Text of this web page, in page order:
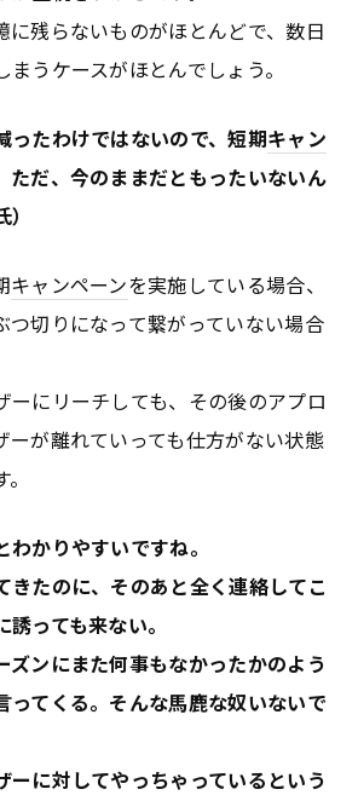
に残らないものがほとんどで、数日
うケースがほとんでしょう。
ったわけではないので、短期キャン
ただ、今のままだともったいないん
キャンペーンを実施している場合、
つ切りになって繋がっていない場合
ーにリーチしても、その後のアプロ
ーが離れていっても仕方がない状態
わかりやすいですね。
きたのに、そのあと全く連絡してこ
っても来ない。
ズンにまた何事もなかったかのよう
ってくる。そんな馬鹿な奴いないで
ーに対してやっちゃっているという